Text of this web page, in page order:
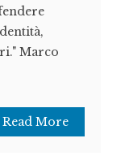
Marco
Read More